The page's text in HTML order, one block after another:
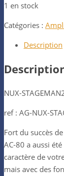
initial
était :
1 en stock
Catégories :
Description
NUX-
ref : AG-NUX-
Fort du succès
AC-80 a aussi
caractère de
mais avec des